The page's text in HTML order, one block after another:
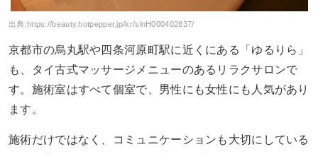
出典:https://beauty.hotpepper.jp/kr/slnH000402837/
京都市の烏丸駅や四条河原町駅に近くにある「ゆるりら」
も、タイ古式マッサージメニューのあるリラクサロンで
す。施術室はすべて個室で、男性にも女性にも人気があり
ます。
施術だけではなく、コミュニケーションも大切にしている